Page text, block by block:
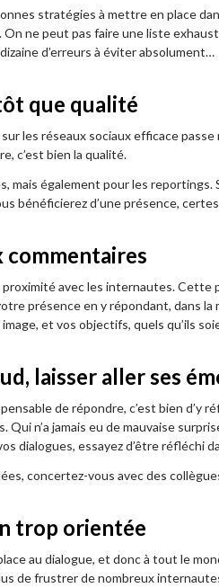
stratégies à mettre en place
ne peut pas faire une liste
d’erreurs à éviter absolument…
que qualité
les réseaux sociaux efficace
c’est bien la qualité.
mais également pour les
bénéficierez d’une présence,
commentaires
avec les internautes. Cette
présence en y répondant, dans
et vos objectifs, quels qu’ils
laisser aller ses
de répondre, c’est bien
n’a jamais eu de mauvaise
dialogues, essayez d’être réfléchi
concertez-vous avec des
trop orientée
au dialogue, et donc à tout le
de frustrer de nombreux